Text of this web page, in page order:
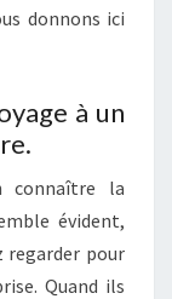
donnons ici
à un
connaître la
évident,
regarder pour
Quand ils